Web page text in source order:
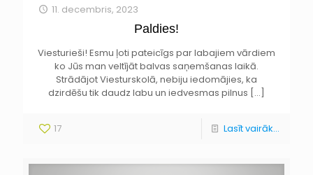
11. decembris, 2023
Paldies!
Viesturieši! Esmu ļoti pateicīgs par labajiem vārdiem
ko Jūs man veltījāt balvas saņemšanas laikā.
Strādājot Viesturskolā, nebiju iedomājies, ka
dzirdēšu tik daudz labu un iedvesmas pilnus […]
17 Lasīt vairāk...